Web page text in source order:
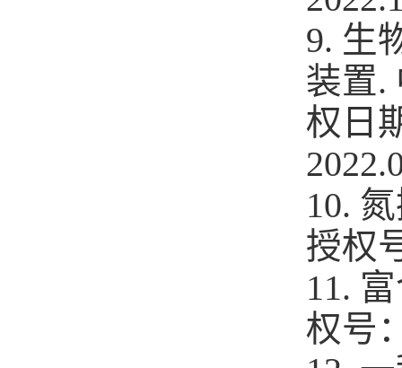
9. 生
装置.
权日
10.
授权
11.
权号